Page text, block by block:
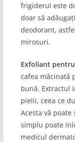
frigiderul este
doar să
deodorant,
mirosuri.
Exfoliant
cafea măcinată
bună. Extractul
pielii, ceea ce
Acesta vă
simplu poate
medicul